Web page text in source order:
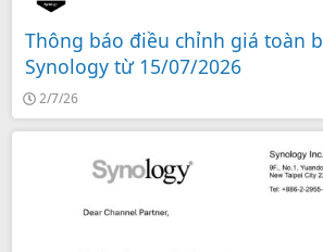
Thông báo điều chỉnh giá toàn
Synology từ 15/07/2026
2/7/26